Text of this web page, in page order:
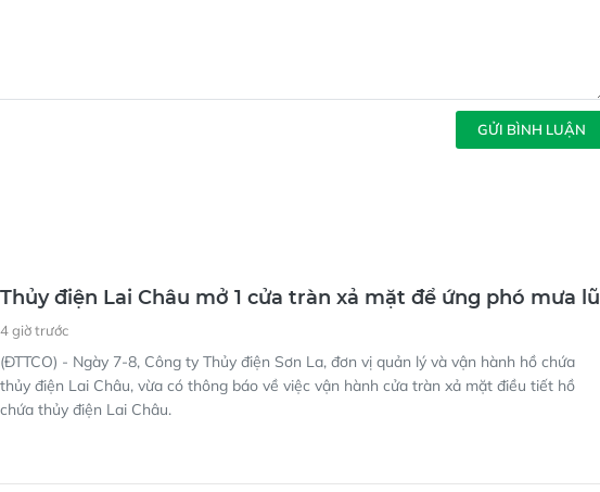
GỬI BÌNH LUẬN
Thủy điện Lai Châu mở 1 cửa tràn xả mặt để ứng phó mưa lũ
4 giờ trước
(ĐTTCO) - Ngày 7-8, Công ty Thủy điện Sơn La, đơn vị quản lý và vận hành hồ chứa
thủy điện Lai Châu, vừa có thông báo về việc vận hành cửa tràn xả mặt điều tiết hồ
chứa thủy điện Lai Châu.